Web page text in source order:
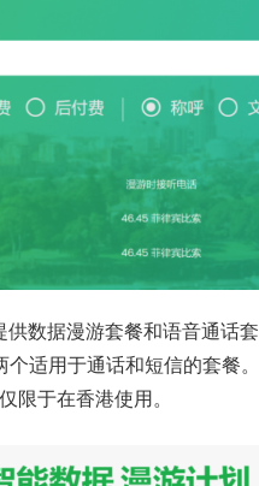
数据漫游套餐和语音通话
适用于通话和短信的套餐
限于在香港使用。